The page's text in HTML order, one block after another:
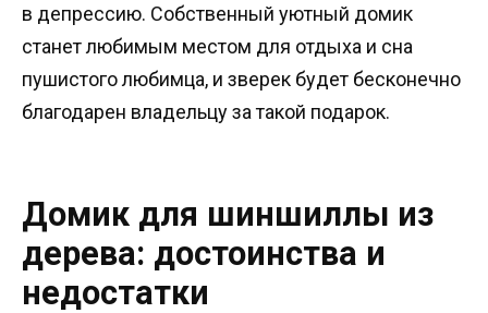
в депрессию. Собственный уютный домик
станет любимым местом для отдыха и сна
пушистого любимца, и зверек будет бесконечно
благодарен владельцу за такой подарок.
Домик для шиншиллы из
дерева: достоинства и
недостатки